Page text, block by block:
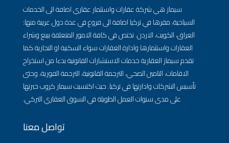
سيماز هي شركة عقارات واستثمار عقاري اضافة الى الخدمات
السياحية، مقرها في تركيا اضافة الى فروع في عدة دول عربية منها:
العراق، الكويت، الاردن. نختص في كافة الامور المتعلقة ببيع وشراء
العقارات واستثمارها وادارة العقارات سواء السكنية او التجارية كما
تقدم سيماز العقارية خدمات الاستشارات القانونية بدءا من استخراج
الاقامات، التامين الصحي، الترجمة القانونية، الترجمة الفورية، وحتى
تأسيس الشركات وادارتها في تركيا. حيث اكتسبت سيماز كروب خبرتها
على مدى سنوات العمل الطويلة في السوق العقاري التركي.
تواصل معنا